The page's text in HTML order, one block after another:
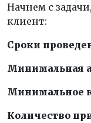
Начнем с
клиент:
Сроки
Минимальная
Минимальное
Количество